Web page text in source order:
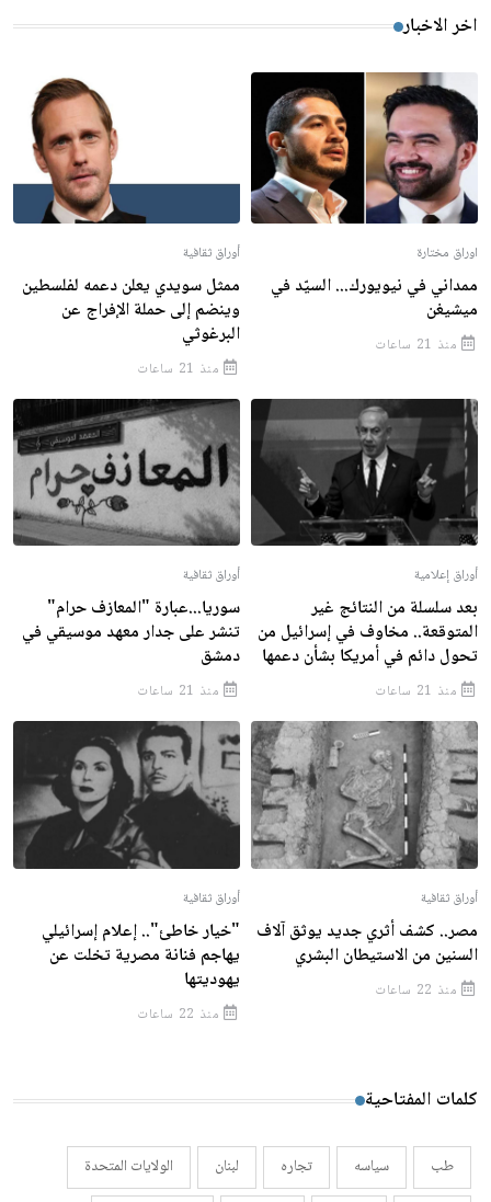
اخر الاخبار
اوراق مختارة
ممداني في نيويورك... السيّد في
ميشيغن
منذ 21 ساعات
أوراق ثقافية
ممثل سويدي يعلن دعمه لفلسطين
وينضم إلى حملة الإفراج عن
البرغوثي
منذ 21 ساعات
أوراق إعلامية
بعد سلسلة من النتائج غير
المتوقعة.. مخاوف في إسرائيل من
تحول دائم في أمريكا بشأن دعمها
منذ 21 ساعات
أوراق ثقافية
سوريا...عبارة "المعازف حرام"
تنشر على جدار معهد موسيقي في
دمشق
منذ 21 ساعات
أوراق ثقافية
مصر.. كشف أثري جديد يوثق آلاف
السنين من الاستيطان البشري
منذ 22 ساعات
أوراق ثقافية
"خيار خاطئ".. إعلام إسرائيلي
يهاجم فنانة مصرية تخلت عن
يهوديتها
منذ 22 ساعات
كلمات المفتاحية
طب سياسه تجاره لبنان
الولايات المتحدة